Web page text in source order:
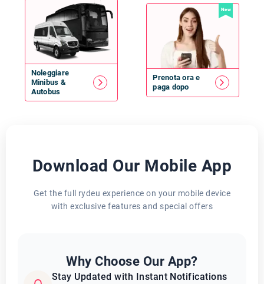
Noleggiare
Minibus &
Autobus
New
Prenota ora e
paga dopo
Download Our Mobile App
Get the full rydeu experience on your mobile device
with exclusive features and special offers
Why Choose Our App?
Stay Updated with Instant Notifications